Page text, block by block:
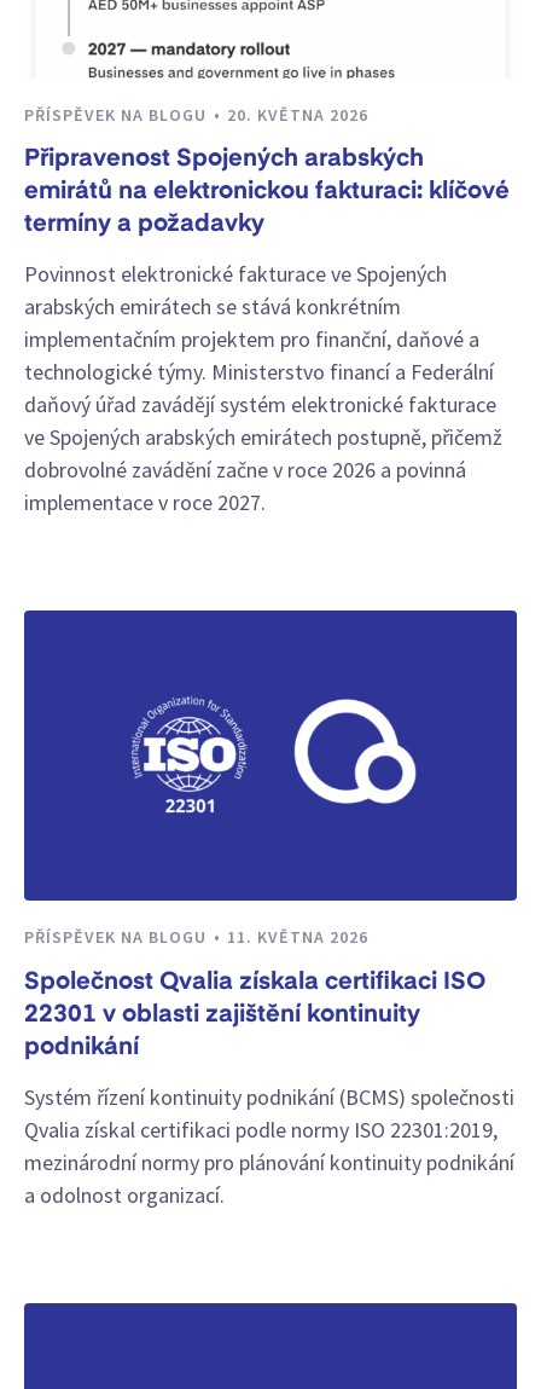
PŘÍSPĚVEK NA BLOGU 20. KVĚTNA 2026
Připravenost Spojených arabských
emirátů na elektronickou fakturaci: klíčové
termíny a požadavky
Povinnost elektronické fakturace ve Spojených
arabských emirátech se stává konkrétním
implementačním projektem pro finanční, daňové a
technologické týmy. Ministerstvo financí a Federální
daňový úřad zavádějí systém elektronické fakturace
ve Spojených arabských emirátech postupně, přičemž
dobrovolné zavádění začne v roce 2026 a povinná
implementace v roce 2027.
PŘÍSPĚVEK NA BLOGU 11. KVĚTNA 2026
Společnost Qvalia získala certifikaci ISO
22301 v oblasti zajištění kontinuity
podnikání
Systém řízení kontinuity podnikání (BCMS) společnosti
Qvalia získal certifikaci podle normy ISO 22301:2019,
mezinárodní normy pro plánování kontinuity podnikání
a odolnost organizací.